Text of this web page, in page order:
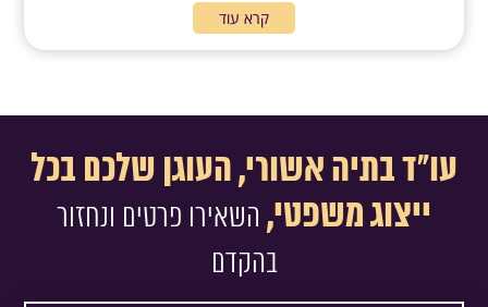
קרא עוד
עו"ד בתיה אשורי, העוגן שלכם בכל
ייצוג משפטי, השאירו פרטים ונחזור
בהקדם